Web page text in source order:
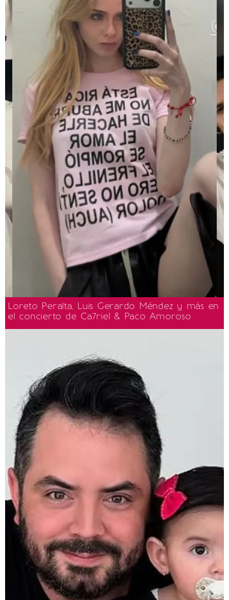
Loreto Peralta, Luis Gerardo Méndez y más en
el concierto de Ca7riel & Paco Amoroso